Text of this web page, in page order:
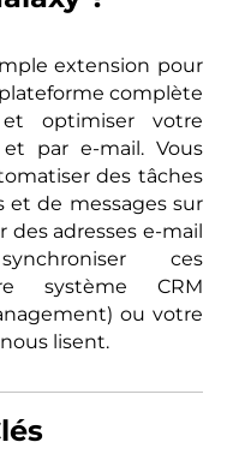
extension pour
complète
optimiser votre
par e-mail. Vous
des tâches
et de messages sur
adresses e-mail
ces
système CRM
ou votre
lisent.